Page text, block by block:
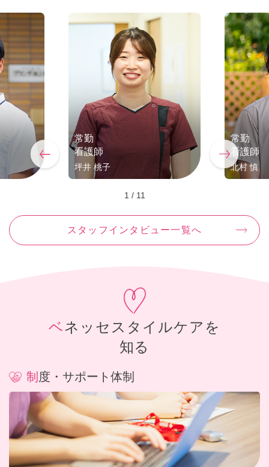
常勤
看護師
坪井 桃子
常勤
看護師
北村 慎
1 / 11
スタッフインタビュー一覧へ
ベネッセスタイルケアを
知る
制度・サポート体制